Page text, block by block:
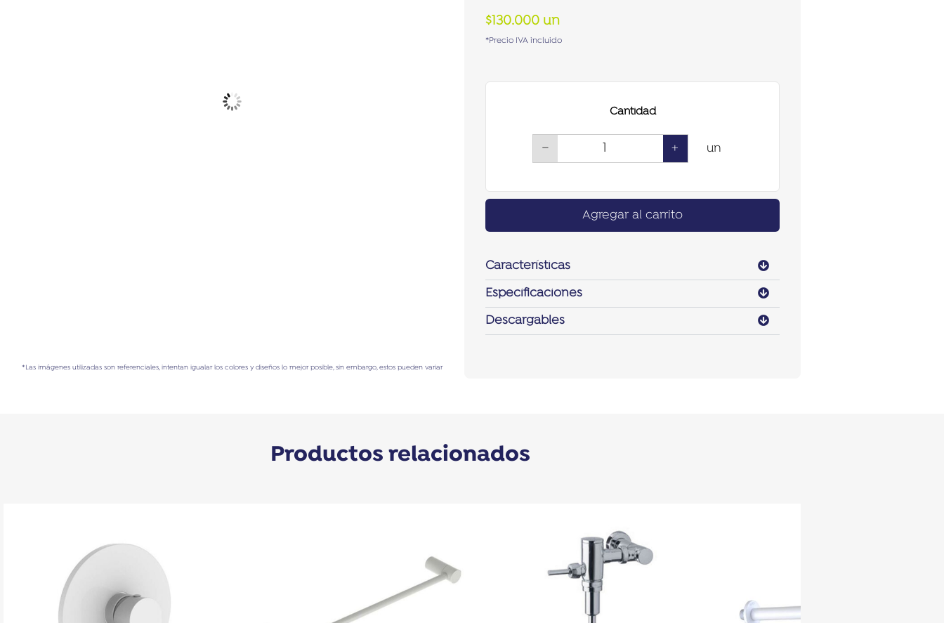
*Las imágenes utilizadas son referenciales, intentan igualar los colores y diseños lo mejor posible, sin embargo, estos pueden variar
$130.000 un
*Precio IVA incluido
Cantidad
− + un
Agregar al carrito
Características
Especificaciones
Descargables
Productos relacionados